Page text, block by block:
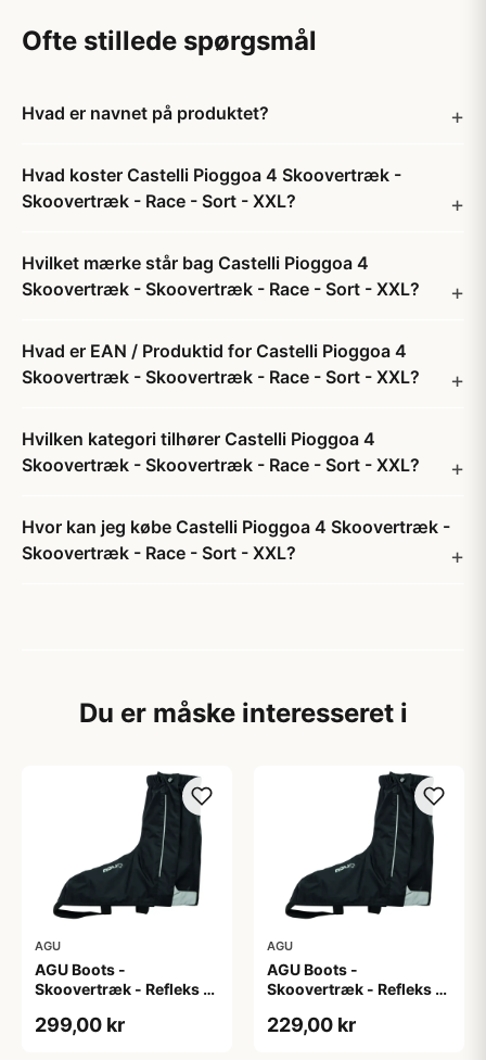
Ofte stillede spørgsmål
Hvad er navnet på produktet?
Hvad koster Castelli Pioggoa 4 Skoovertræk -
Skoovertræk - Race - Sort - XXL?
Hvilket mærke står bag Castelli Pioggoa 4
Skoovertræk - Skoovertræk - Race - Sort - XXL?
Hvad er EAN / Produktid for Castelli Pioggoa 4
Skoovertræk - Skoovertræk - Race - Sort - XXL?
Hvilken kategori tilhører Castelli Pioggoa 4
Skoovertræk - Skoovertræk - Race - Sort - XXL?
Hvor kan jeg købe Castelli Pioggoa 4 Skoovertræk -
Skoovertræk - Race - Sort - XXL?
Du er måske interesseret i
AGU
AGU Boots -
Skoovertræk - Refleks -
299,00 kr
AGU
AGU Boots -
Skoovertræk - Refleks -
229,00 kr